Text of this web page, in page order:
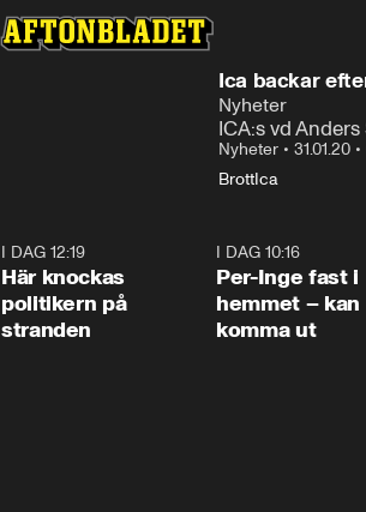
Ica backar
Nyheter
ICA:s vd
Nyheter • 31.01.20 •
BrottIca
I DAG 12:19
Här knockas
politikern på
stranden
I DAG 10:16
Per-Inge fast i
hemmet – kan
komma ut